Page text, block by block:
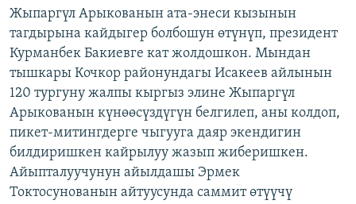
Жыпаргүл Арыкованын ата-энеси кызынын
тагдырына кайдыгер болбошун өтүнүп, президент
Курманбек Бакиевге кат жолдошкон. Мындан
тышкары Кочкор районундагы Исакеев айлынын
120 тургуну жалпы кыргыз элине Жыпаргүл
Арыкованын күнөөсүздүгүн белгилеп, аны колдоп,
пикет-митингдерге чыгууга даяр экендигин
билдиришкен кайрылуу жазып жиберишкен.
Айыпталуучунун айылдашы Эрмек
Токтосунованын айтуусунда саммит өтүүчү